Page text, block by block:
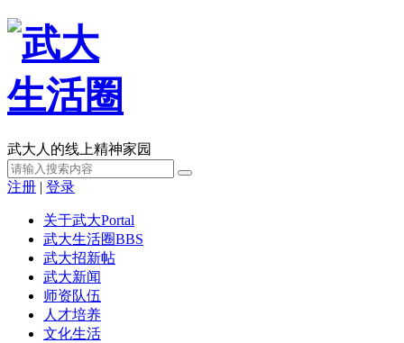
武大人的线上精神家园
注册 | 登录
关于武大Portal
武大生活圈BBS
武大招新帖
武大新闻
师资队伍
人才培养
文化生活